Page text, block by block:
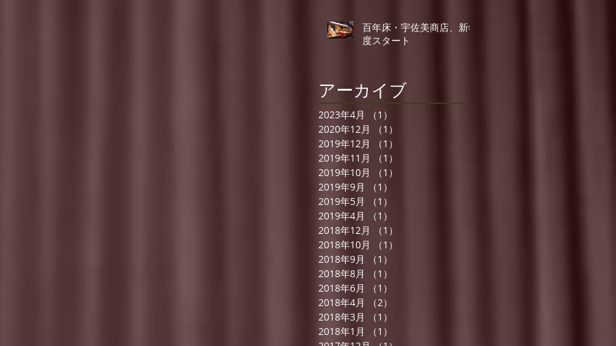
百年床・宇佐美商店、新年
度スタート
アーカイブ
2023年4月 （1）
2020年12月
（1）
2019年12月
（1）
2019年11月
（1）
2019年10月
（1）
2019年9月
（1）
2019年5月
（1）
2019年4月
（1）
2018年12月
（1）
2018年10月
（1）
2018年9月
（1）
2018年8月
（1）
2018年6月
（1）
2018年4月
（2）
2018年3月
（1）
2018年1月
（1）